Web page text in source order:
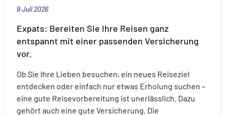
9 Juli 2026
Expats: Bereiten Sie Ihre Reisen ganz
entspannt mit einer passenden Versicherung
vor.
Ob Sie Ihre Lieben besuchen, ein neues Reiseziel
entdecken oder einfach nur etwas Erholung suchen –
eine gute Reisevorbereitung ist unerlässlich. Dazu
gehört auch eine gute Versicherung. Die